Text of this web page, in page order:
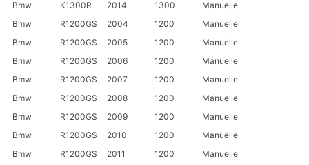
Bmw
K1300R 2014 1300
Manuelle
Bmw
R1200GS 2004 1200
Manuelle
Bmw
R1200GS 2005 1200
Manuelle
Bmw
R1200GS 2006 1200
Manuelle
Bmw
R1200GS 2007 1200
Manuelle
Bmw
R1200GS 2008 1200
Manuelle
Bmw
R1200GS 2009 1200
Manuelle
Bmw
R1200GS 2010 1200
Manuelle
Bmw
R1200GS 2011 1200
Manuelle